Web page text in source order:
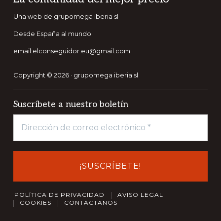
Una web de grupomega iberia sl
Desde España al mundo
email:elconseguidor.eu@gmail.com
Copyright © 2026 · grupomega iberia sl
Suscríbete a nuestro boletín
POLÍTICA DE PRIVACIDAD
AVISO LEGAL
COOKIES
CONTACTANOS